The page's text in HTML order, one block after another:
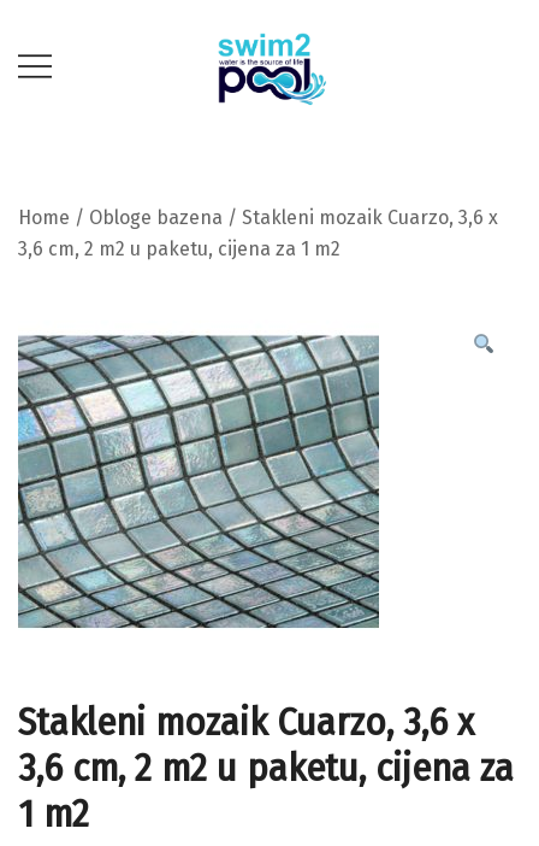
content
Home / Obloge bazena / Stakleni mozaik Cuarzo, 3,6 x
3,6 cm, 2 m2 u paketu, cijena za 1 m2
Stakleni mozaik Cuarzo, 3,6 x
3,6 cm, 2 m2 u paketu, cijena za
1 m2